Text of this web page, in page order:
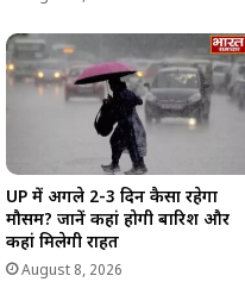
UP में अगले 2-3 दिन कैसा रहेगा
मौसम? जानें कहां होगी बारिश और
कहां मिलेगी राहत
August 8, 2026